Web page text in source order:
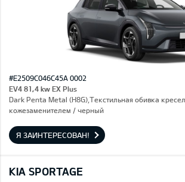
#E2509C046C45A 0002
EV4 81,4 kw EX Plus
Dark Penta Metal (H8G),Текстильная обивка
кожезаменителем / черный
Я ЗАИНТЕРЕСОВАН!
KIA SPORTAGE